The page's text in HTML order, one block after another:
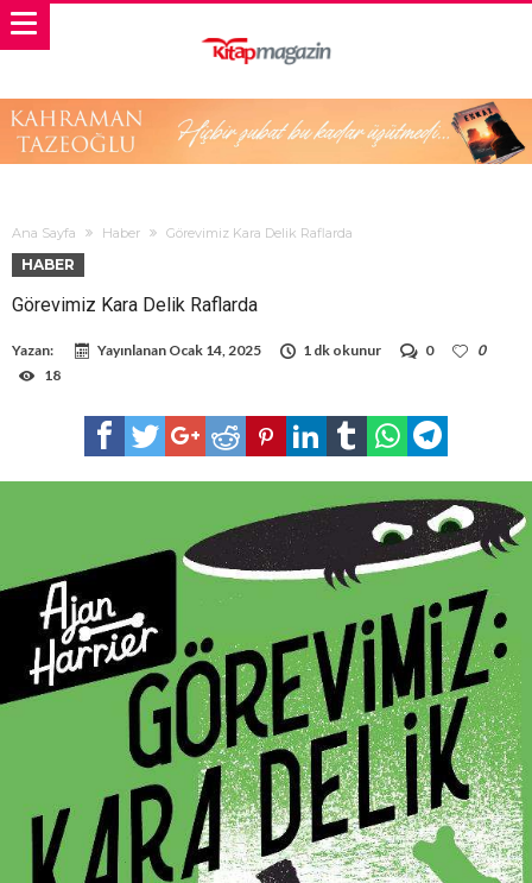
Ana Sayfa Haber Görevimiz Kara Delik Raflarda
HABER
Görevimiz Kara Delik Raflarda
Yazan: Yayınlanan Ocak 14, 2025 1 dk okunur 0
0
18